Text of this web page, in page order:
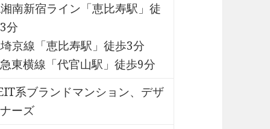
南新宿ライン「恵比寿駅」徒
分
京線「恵比寿駅」徒歩3分
東横線「代官山駅」徒歩9分
系ブランドマンション、デザ
ーズ